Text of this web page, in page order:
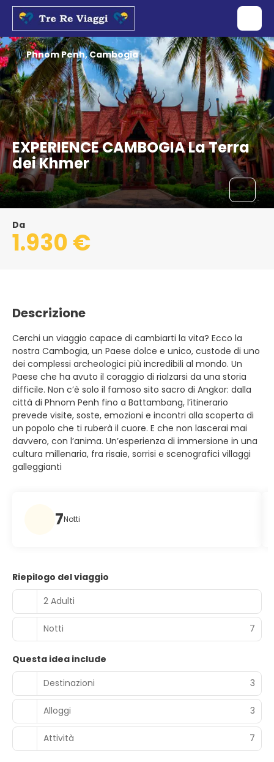
EXPERIENCE CAMBOGIA La Terra
dei Khmer
Phnom Penh, Cambogia
Da
1.930 €
Descrizione
Cerchi un viaggio capace di cambiarti la vita? Ecco la
nostra Cambogia, un Paese dolce e unico, custode di uno
dei complessi archeologici più incredibili al mondo. Un
Paese che ha avuto il coraggio di rialzarsi da una storia
difficile. Non c’è solo il famoso sito sacro di Angkor: dalla
città di Phnom Penh fino a Battambang, l’itinerario
prevede visite, soste, emozioni e incontri alla scoperta di
un popolo che ti ruberà il cuore. E che non lascerai mai
davvero, con l’anima. Un’esperienza di immersione in una
cultura millenaria, fra risaie, sorrisi e scenografici villaggi
galleggianti
7Notti
Riepilogo del viaggio
2 Adulti
Notti 7
Questa idea include
Destinazioni
3
Alloggi 3
Attività 7